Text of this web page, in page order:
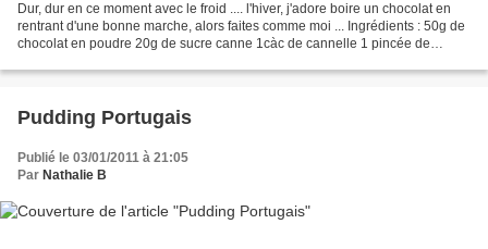
Dur, dur en ce moment avec le froid .... l'hiver, j'adore boire un chocolat en
rentrant d'une bonne marche, alors faites comme moi ... Ingrédients : 50g de
chocolat en poudre 20g de sucre canne 1càc de cannelle 1 pincée de
Pudding Portugais
Publié le 03/01/2011 à 21:05
Par Nathalie B